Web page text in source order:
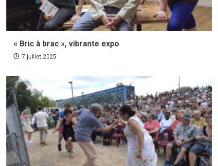
« Bric à brac », vibrante expo
7 juillet 2025